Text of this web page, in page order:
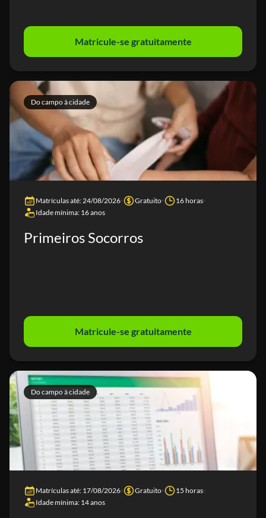
Matricule-se gratuitamente
Do campo à cidade
Matrículas até: 24/08/2026 Gratuito
16 horas
Idade mínima: 16 anos
Primeiros Socorros
Matricule-se gratuitamente
Do campo à cidade
Matrículas até: 17/08/2026 Gratuito
15 horas
Idade mínima: 14 anos